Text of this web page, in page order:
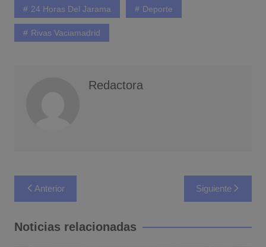
24 Horas Del Jarama Deporte
Rivas Vaciamadrid
Redactora
Navegación
de
entradas
Anterior Siguiente
Noticias relacionadas